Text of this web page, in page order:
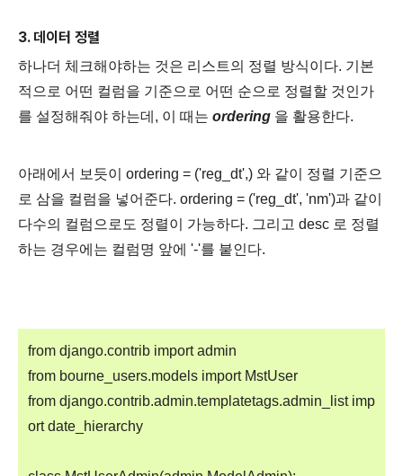
3. 데이터 정렬
하나더 체크해야하는 것은 리스트의 정렬 방식이다. 기본
적으로 어떤 컬럼을 기준으로 어떤 순으로 정렬할 것인가
를 설정해줘야 하는데, 이 때는 ordering 을 활용한다.
아래에서 보듯이 ordering = ('reg_dt',) 와 같이 정렬 기준으
로 삼을 컬럼을 넣어준다. ordering = ('reg_dt', 'nm')과 같이
다수의 컬럼으로도 정렬이 가능하다. 그리고 desc 로 정렬
하는 경우에는 컬럼명 앞에 '-'를 붙인다.
from django.contrib import admin
from bourne_users.models import MstUser
from django.contrib.admin.templatetags.admin_list imp
ort date_hierarchy